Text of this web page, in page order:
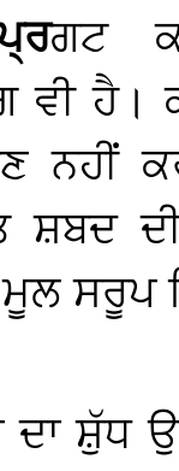
ਗਟ
ਵੀ
ਨਹੀਂ
ਸ਼ਬਦ ਦੀ
ਸਰੂਪ
ਸ਼ੁੱਧ